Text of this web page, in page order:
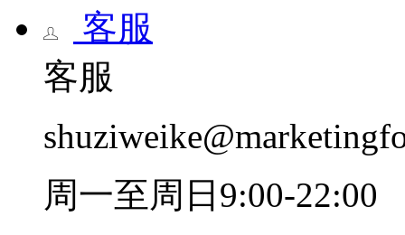
客服
客服
周一至周日9:00-22:00